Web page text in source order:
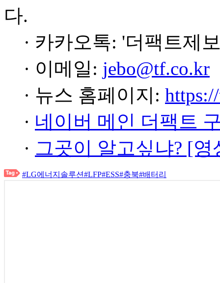
다.
· 카카오톡: '더팩트제
· 이메일: jebo@tf.co.kr
· 뉴스 홈페이지:
· 네이버 메인 더팩트
· 그곳이 알고싶냐? [
#LG에너지솔루션#LFP#ESS#충북#배터리